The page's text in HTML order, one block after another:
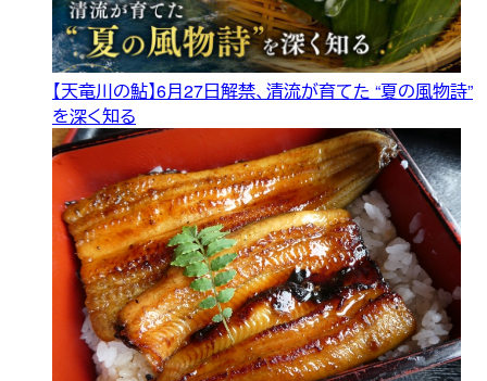
【天竜川の鮎】6月27日解禁、清流が育てた “夏の風物詩”
を深く知る